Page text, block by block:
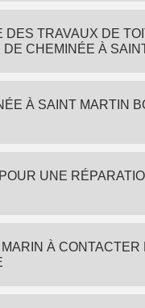
TRAVAUX DE
CHEMINÉE À
À SAINT MARTIN
UNE
À